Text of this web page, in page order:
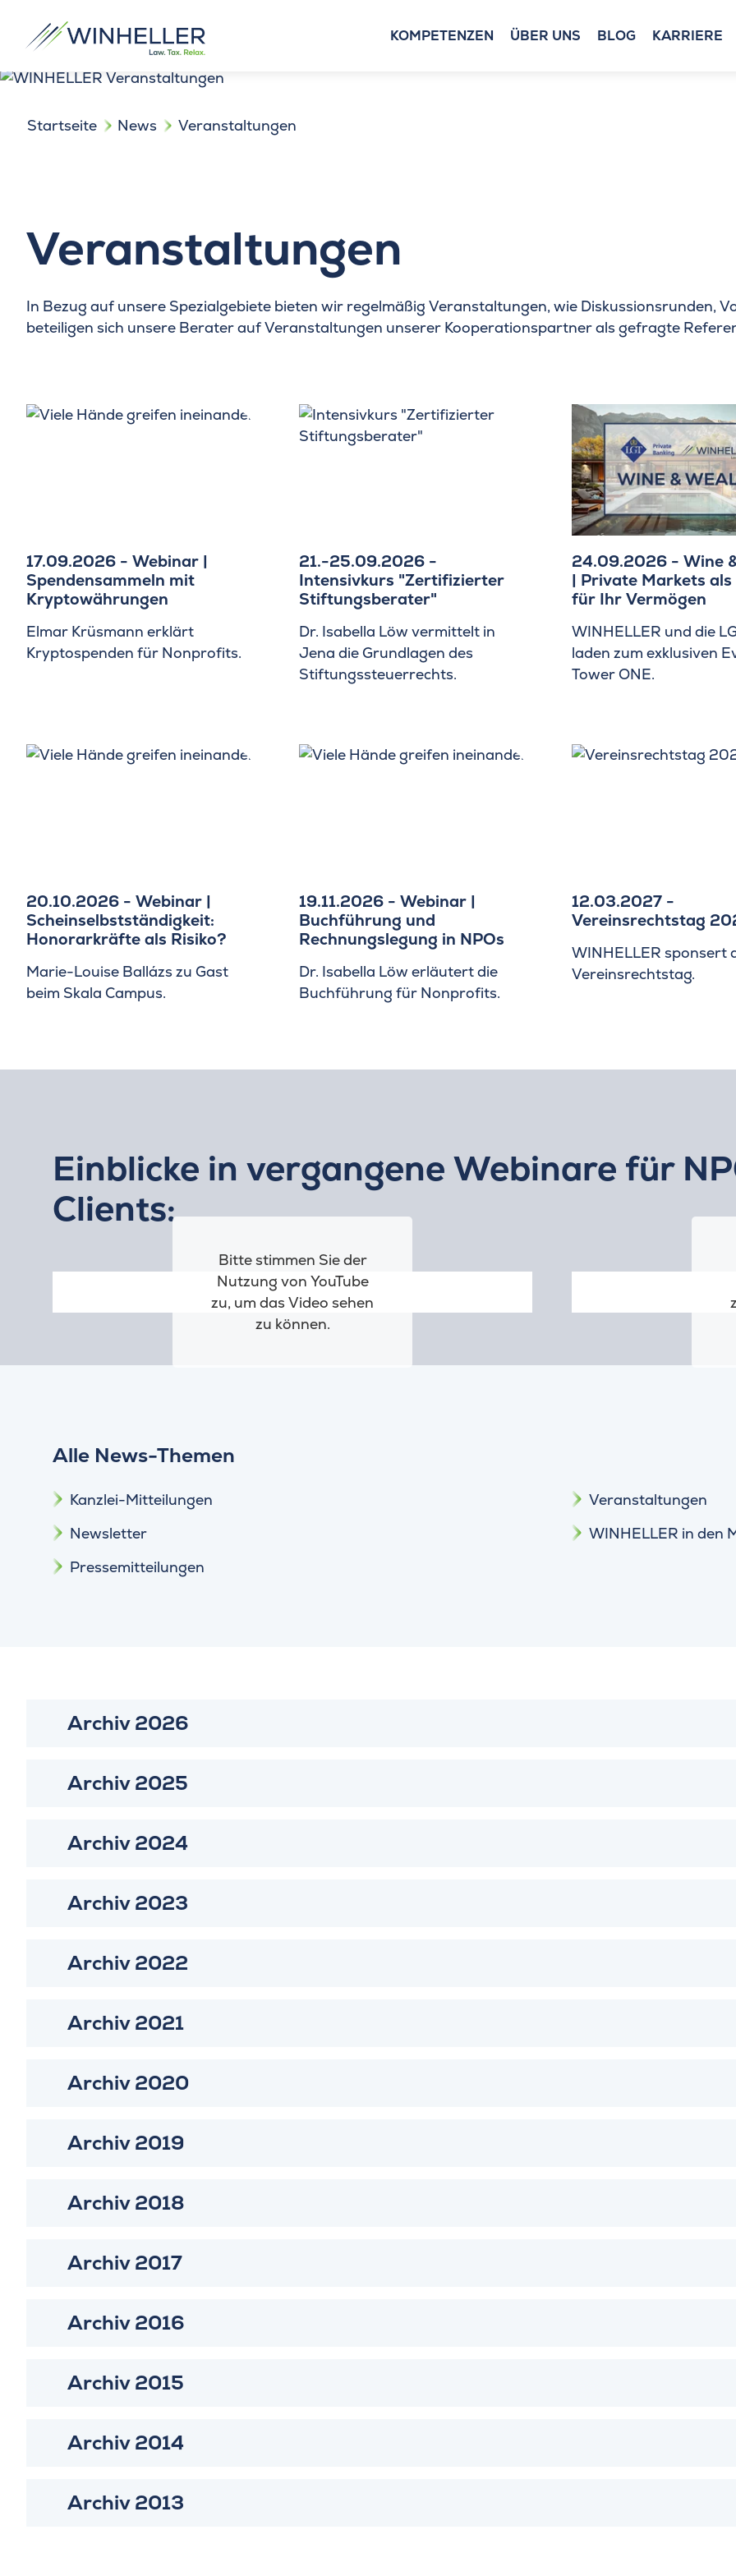
KOMPETENZEN ÜBER UNS BLOG KARRIERE
Startseite News Veranstaltungen
Veranstaltungen
In Bezug auf unsere Spezialgebiete bieten wir regelmäßig Veranstaltungen, wie Diskussionsrunden,
beteiligen sich unsere Berater auf Veranstaltungen unserer Kooperationspartner als gefragte
17.09.2026 - Webinar |
Spendensammeln mit
Kryptowährungen
Elmar Krüsmann erklärt
Kryptospenden für Nonprofits.
21.-25.09.2026 -
Intensivkurs "Zertifizierter
Stiftungsberater"
Dr. Isabella Löw vermittelt in
Jena die Grundlagen des
Stiftungssteuerrechts.
24.09.2026 - Wine
| Private Markets
für Ihr Vermögen
WINHELLER und die
laden zum exklusiven
Tower ONE.
20.10.2026 - Webinar |
Scheinselbstständigkeit:
Honorarkräfte als Risiko?
Marie-Louise Ballázs zu Gast
beim Skala Campus.
19.11.2026 - Webinar |
Buchführung und
Rechnungslegung in NPOs
Dr. Isabella Löw erläutert die
Buchführung für Nonprofits.
12.03.2027 -
Vereinsrechtstag
WINHELLER sponsert
Vereinsrechtstag.
Einblicke in vergangene Webinare für
Clients:
Bitte stimmen Sie der
Nutzung von YouTube
zu, um das Video sehen
zu können.
Alle News-Themen
Kanzlei-Mitteilungen
Newsletter
Pressemitteilungen
Veranstaltungen
WINHELLER in den
Archiv 2026
Archiv 2025
Archiv 2024
Archiv 2023
Archiv 2022
Archiv 2021
Archiv 2020
Archiv 2019
Archiv 2018
Archiv 2017
Archiv 2016
Archiv 2015
Archiv 2014
Archiv 2013